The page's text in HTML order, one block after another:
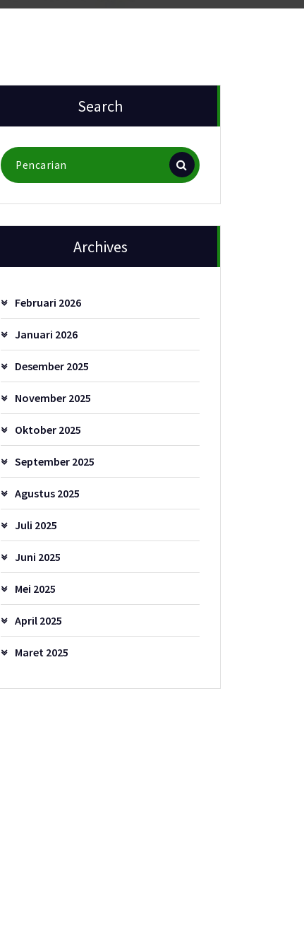
Search
Pencarian
untuk:
Archives
Februari 2026
Januari 2026
Desember 2025
November 2025
Oktober 2025
September 2025
Agustus 2025
Juli 2025
Juni 2025
Mei 2025
April 2025
Maret 2025